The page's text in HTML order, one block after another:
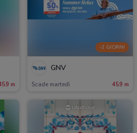
m
-2 GIORNI
GNV
Scade martedì 459 m